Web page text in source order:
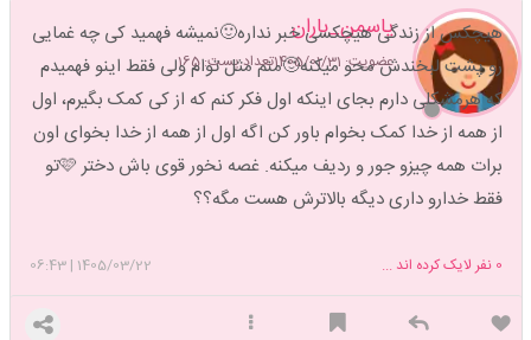
یاسمن_باران
عضویت: 1405/01/31 تعداد پست: 165
هیچکس از زندگی هیچکسی خبر نداره🙂نمیشه فهمید کی چه غمایی
رو پشت لبخندش محو میکنه🙂منم مثل توام ولی فقط اینو فهمیدم
که هرمشکلی دارم بجای اینکه اول فکر کنم که از کی کمک بگیرم، اول
از همه از خدا کمک بخوام باور کن اگه اول از همه از خدا بخوای اون
برات همه چیزو جور و ردیف میکنه. غصه نخور قوی باش دختر 🩷تو
فقط خدارو داری دیگه بالاترش هست مگه؟؟
1405/03/22
|
06:43 0 نفر لایک کرده اند ...